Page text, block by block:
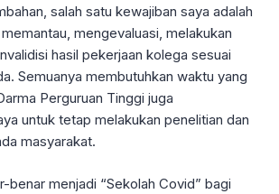
salah satu kewajiban saya adalah
mengevaluasi, melakukan
hasil pekerjaan kolega sesuai
Semuanya membutuhkan waktu yang
Perguruan Tinggi juga
untuk tetap melakukan penelitian dan
masyarakat.
benar menjadi “Sekolah Covid” bagi